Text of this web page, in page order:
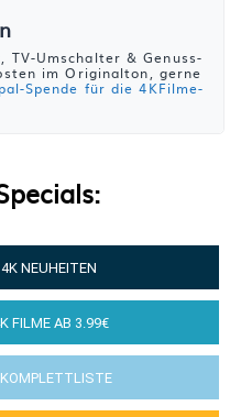
TV-Umschalter & Genuss-
im Originalton, gerne
Spende für die 4KFilme-
NEUHEITEN
FILME AB 3.99€